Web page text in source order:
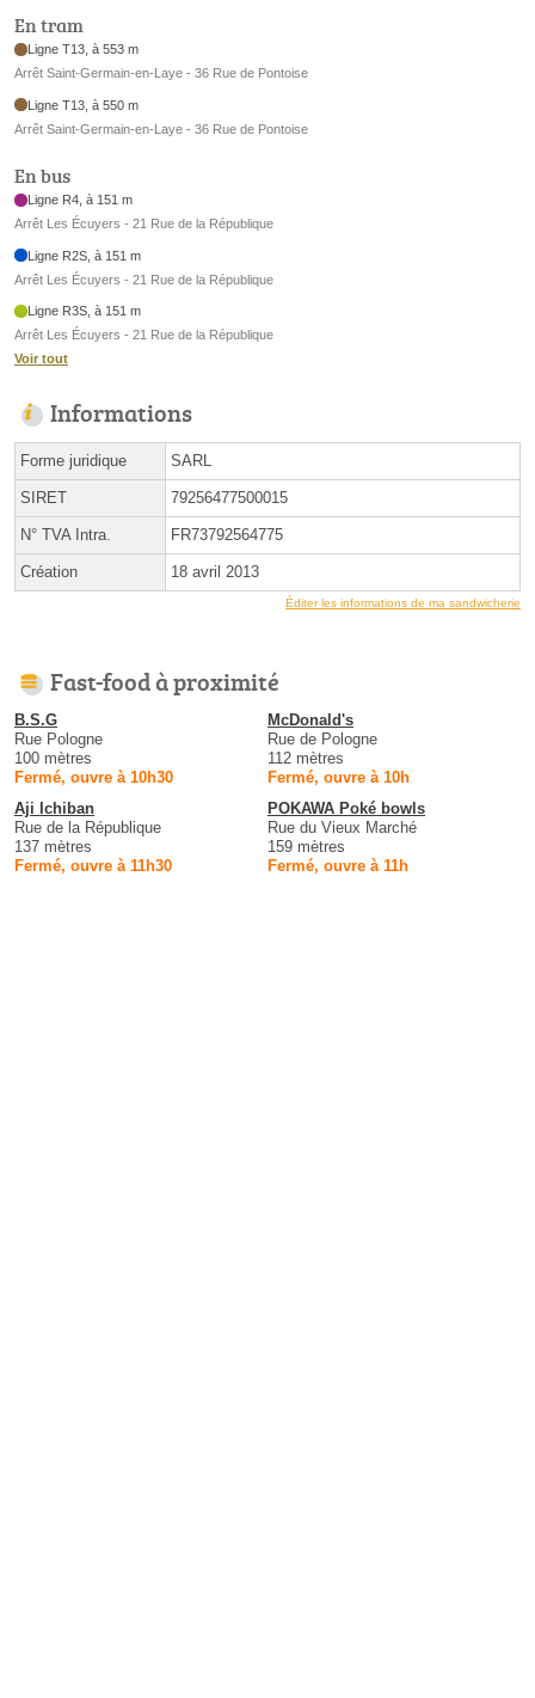
En tram
Ligne T13, à 553 m
Arrêt Saint-Germain-en-Laye - 36 Rue de Pontoise
Ligne T13, à 550 m
Arrêt Saint-Germain-en-Laye - 36 Rue de Pontoise
En bus
Ligne R4, à 151 m
Arrêt Les Écuyers - 21 Rue de la République
Ligne R2S, à 151 m
Arrêt Les Écuyers - 21 Rue de la République
Ligne R3S, à 151 m
Arrêt Les Écuyers - 21 Rue de la République
Voir tout
Informations
Forme juridique SARL
SIRET 79256477500015
N° TVA Intra. FR73792564775
Création 18 avril 2013
Éditer les informations de ma sandwicherie
Fast-food à proximité
B.S.G
Rue Pologne
100 mètres
Fermé, ouvre à 10h30
McDonald's
Rue de Pologne
112 mètres
Fermé, ouvre à 10h
Aji Ichiban
Rue de la République
137 mètres
Fermé, ouvre à 11h30
POKAWA Poké bowls
Rue du Vieux Marché
159 mètres
Fermé, ouvre à 11h